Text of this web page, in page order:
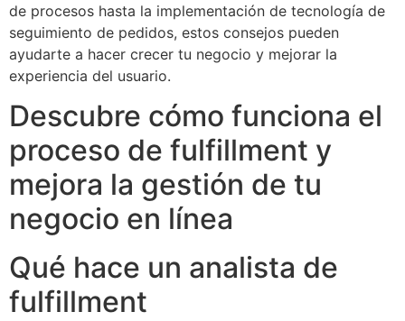
de procesos hasta la implementación de tecnología de
seguimiento de pedidos, estos consejos pueden
ayudarte a hacer crecer tu negocio y mejorar la
experiencia del usuario.
Descubre cómo funciona el
proceso de fulfillment y
mejora la gestión de tu
negocio en línea
Qué hace un analista de
fulfillment